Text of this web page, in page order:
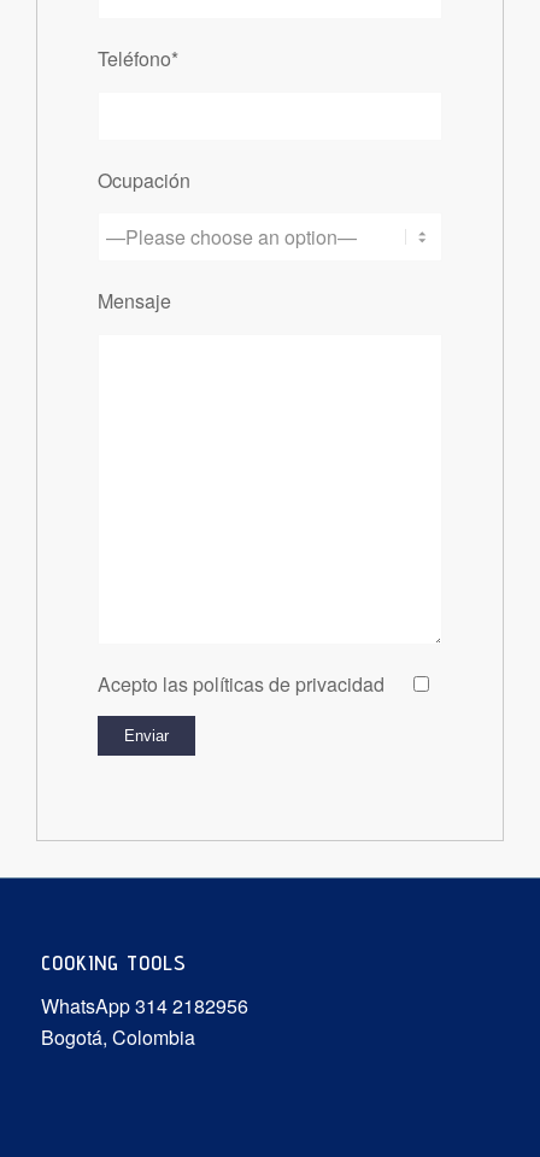
Teléfono*
Ocupación
Mensaje
Acepto las políticas de privacidad
COOKING TOOLS
WhatsApp 314 2182956
Bogotá, Colombia